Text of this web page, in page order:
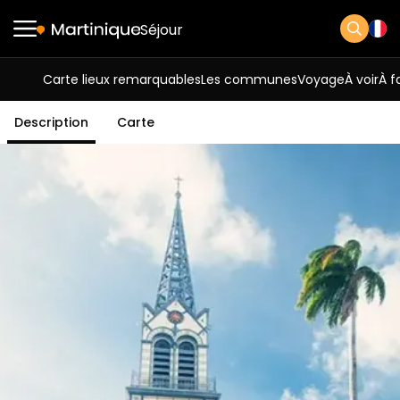
Séjour
Carte lieux remarquablesLes communesVoyageÀ voirÀ
Description Carte